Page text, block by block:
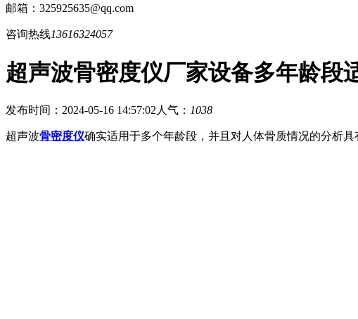
邮箱：325925635@qq.com
咨询热线13616324057
超声波骨密度仪厂家设备多年龄段
发布时间：2024-05-16 14:57:02 人气： 1038
超声波骨密度仪确实适用于多个年龄段，并且对人体骨质情况的分析